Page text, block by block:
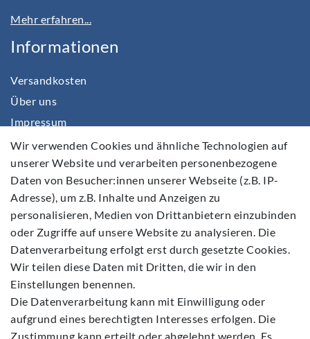
Mehr erfahren...
Informationen
Versandkosten
Über uns
Impressum
Daten­schutz­erklärung
AGB
Barrierefreiheitserklärung
Widerrufs­recht
Kontakt
Vertrag widerrufen
Wir verwenden Cookies und ähnliche Technologien auf
unserer Website und verarbeiten personenbezogene
Daten von Besucher:innen unserer Webseite (z.B. IP-
Adresse), um z.B. Inhalte und Anzeigen zu
personalisieren, Medien von Drittanbietern einzubinden
oder Zugriffe auf unsere Website zu analysieren. Die
Datenverarbeitung erfolgt erst durch gesetzte Cookies.
Wir teilen diese Daten mit Dritten, die wir in den
Einstellungen benennen.
Die Datenverarbeitung kann mit Einwilligung oder
aufgrund eines berechtigten Interesses erfolgen. Die
Zustimmung kann erteilt oder abgelehnt werden. Es